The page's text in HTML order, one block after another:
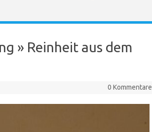
» Reinheit aus dem
0 Kommentare